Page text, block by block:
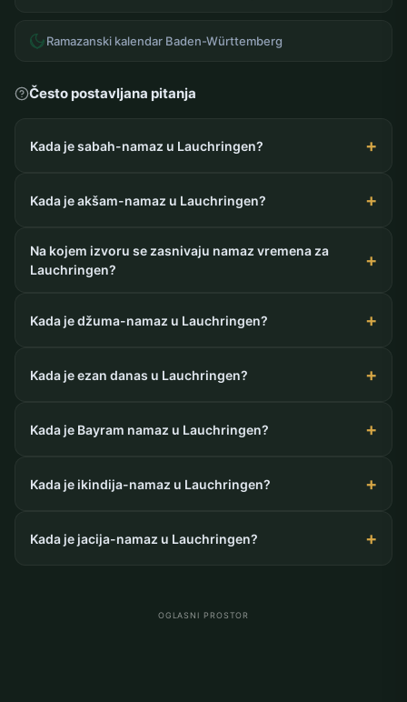
Ramazanski kalendar Baden-Württemberg
Često postavljana pitanja
Kada je sabah-namaz u Lauchringen?
Kada je akšam-namaz u Lauchringen?
Na kojem izvoru se zasnivaju namaz vremena za
Lauchringen?
Kada je džuma-namaz u Lauchringen?
Kada je ezan danas u Lauchringen?
Kada je Bayram namaz u Lauchringen?
Kada je ikindija-namaz u Lauchringen?
Kada je jacija-namaz u Lauchringen?
OGLASNI PROSTOR